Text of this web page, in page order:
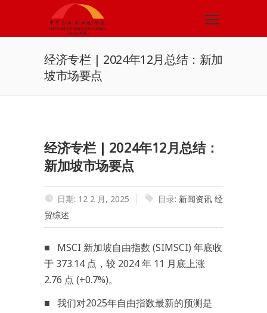
经济专栏 | 2024年12月总结：新加
坡市场要点
经济专栏 | 2024年12月总结：
新加坡市场要点
日期: 12 2 月, 2025 目录: 新闻资讯 经
贸综述
■ MSCI 新加坡自由指数 (SIMSCI) 年底收
于 373.14 点，较 2024 年 11 月底上涨
2.76 点 (+0.7%)。
■ 我们对2025年自由指数最新的预测是